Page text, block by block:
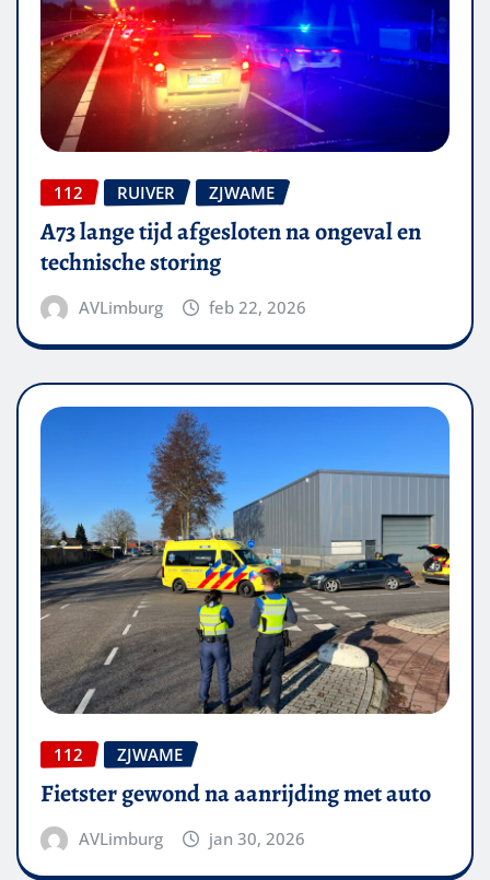
112 RUIVER ZJWAME
A73 lange tijd afgesloten na ongeval en
technische storing
AVLimburg feb 22, 2026
112 ZJWAME
Fietster gewond na aanrijding met auto
AVLimburg jan 30, 2026